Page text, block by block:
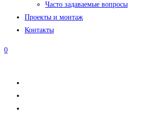
Часто задаваемые вопросы
Проекты и монтаж
Контакты
0